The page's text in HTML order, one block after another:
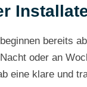
bereits
oder an
eine klare und